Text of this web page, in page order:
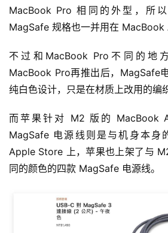
MacBook Pro 相同的外型，所
MagSafe 规格也一并用在 MacBook
不过和MacBook Pro不同的地
MacBook Pro再推出后，MagSafe
纯白色设计，只是在材质上改用的编
而苹果针对 M2 版的 MacBook
MagSafe 电源线则是与机身本身
Apple Store 上，苹果也上架了与
同的颜色的四款 MagSafe 电源线。